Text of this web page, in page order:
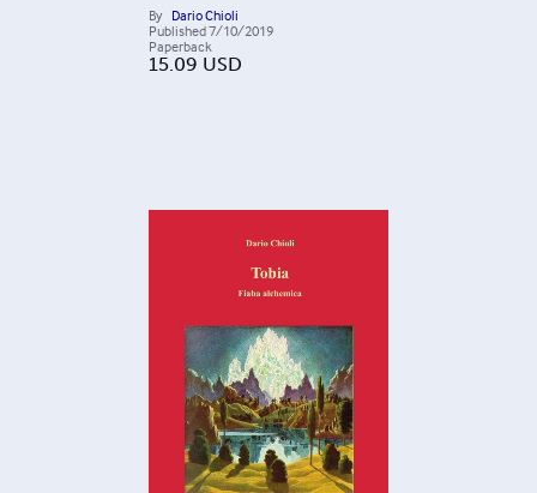
By Dario Chioli
Published7/10/2019
Paperback
15.09 USD